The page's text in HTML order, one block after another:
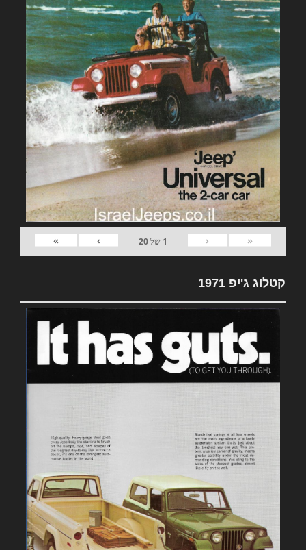
«
‹
1 של20
›
»
קטלוג ג'יפ 1971